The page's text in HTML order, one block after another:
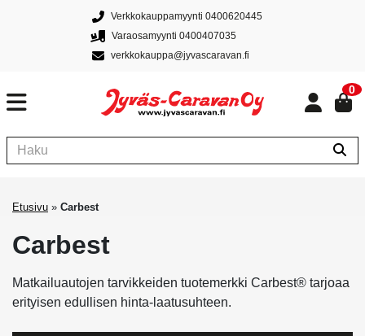
Verkkokauppamyynti 0400620445
Varaosamyynti 0400407035
verkkokauppa@jyvascaravan.fi
0
Etusivu » Carbest
Carbest
Matkailuautojen tarvikkeiden tuotemerkki Carbest® tarjoaa
erityisen edullisen hinta-laatusuhteen.